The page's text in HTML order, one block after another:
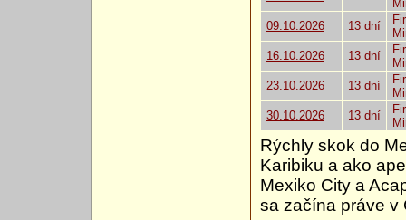
09.10.2026
13 dní
16.10.2026
13 dní
23.10.2026
13 dní
30.10.2026
13 dní
Rýchly skok do
Karibiku a ako
Mexiko City a
sa začína práve v